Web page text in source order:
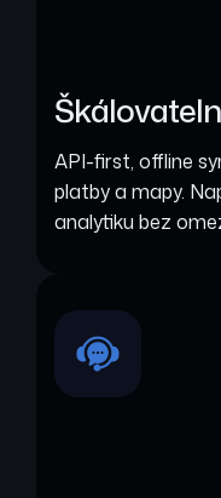
API-first, offline
platby a mapy.
analytiku bez